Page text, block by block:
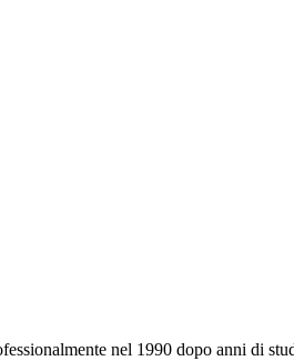
nel 1990 dopo anni di